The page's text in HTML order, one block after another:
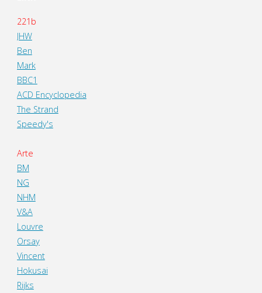
221b
JHW
Ben
Mark
BBC1
ACD Encyclopedia
The Strand
Speedy's
Arte
BM
NG
NHM
V&A
Louvre
Orsay
Vincent
Hokusai
Rijks